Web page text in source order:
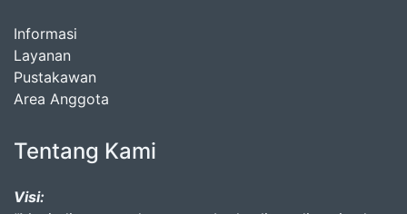
Informasi
Layanan
Pustakawan
Area Anggota
Tentang Kami
Visi: